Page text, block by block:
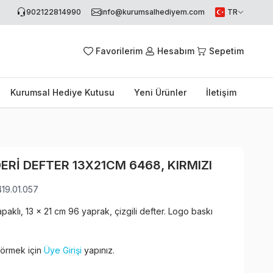
902122814990 info@kurumsalhediyem.com TR
Favorilerim Hesabım Sepetim
Kurumsal Hediye Kutusu Yeni Ürünler İletişim
DEFTER 13X21CM 6468, KIRMIZI
13 x 21 cm 96 yaprak, çizgili defter. Logo baskı
için Üye Girişi yapınız.